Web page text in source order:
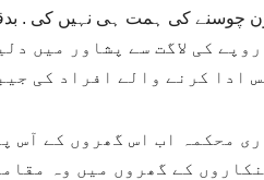
کی لاگت سے پشاور میں
ادا کرنے والے افراد کی
محکمہ اب اس گھروں کے آس
کے گھروں میں وہ